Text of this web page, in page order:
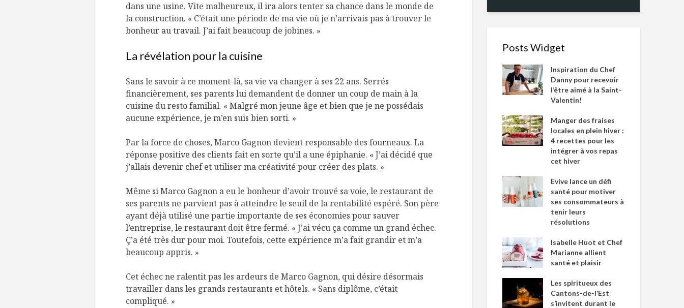
dans une usine. Vite malheureux, il ira alors tenter sa chance dans le monde de
la construction. « C’était une période de ma vie où je n’arrivais pas à trouver le
bonheur au travail. J’ai fait beaucoup de jobines. »
La révélation pour la cuisine
Sans le savoir à ce moment-là, sa vie va changer à ses 22 ans. Serrés
financièrement, ses parents lui demandent de donner un coup de main à la
cuisine du resto familial. « Malgré mon jeune âge et bien que je ne possédais
aucune expérience, je m’en suis bien sorti. »
Par la force de choses, Marco Gagnon devient responsable des fourneaux. La
réponse positive des clients fait en sorte qu’il a une épiphanie. « J’ai décidé que
j’allais devenir chef et utiliser ma créativité pour créer des plats. »
Même si Marco Gagnon a eu le bonheur d’avoir trouvé sa voie, le restaurant de
ses parents ne parvient pas à atteindre le seuil de la rentabilité espéré. Son père
ayant déjà utilisé une partie importante de ses économies pour sauver
l’entreprise, le restaurant doit être fermé. « J’ai vécu ça comme un grand échec.
Ç’a été très dur pour moi. Toutefois, cette expérience m’a fait grandir et m’a
beaucoup appris. »
Cet échec ne ralentit pas les ardeurs de Marco Gagnon, qui désire désormais
travailler dans les grands restaurants et hôtels. « Sans diplôme, c’était
compliqué. »
Posts Widget
Inspiration du Chef
Danny pour recevoir
l’être aimé à la Saint-
Valentin!
Manger des fraises
locales en plein hiver :
4 recettes pour les
intégrer à vos repas
cet hiver
Evive lance un défi
santé pour motiver
ses consommateurs à
tenir leurs
résolutions
Isabelle Huot et Chef
Marianne allient
santé et plaisir
Les spiritueux des
Cantons-de-l’Est
s’invitent durant le